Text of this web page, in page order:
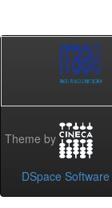
Theme by
DSpace Software